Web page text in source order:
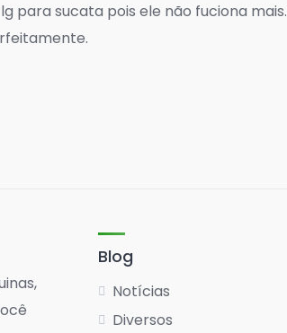
para sucata pois ele não fuciona mais.
Blog
Notícias
Diversos